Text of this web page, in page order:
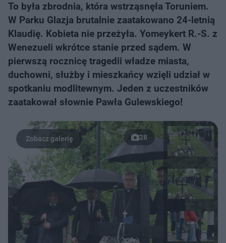
To była zbrodnia, która wstrząsnęła Toruniem.
W Parku Glazja brutalnie zaatakowano 24-letnią
Klaudię. Kobieta nie przeżyła. Yomeykert R.-S. z
Wenezueli wkrótce stanie przed sądem. W
pierwszą rocznicę tragedii władze miasta,
duchowni, służby i mieszkańcy wzięli udział w
spotkaniu modlitewnym. Jeden z uczestników
zaatakował słownie Pawła Gulewskiego!
28